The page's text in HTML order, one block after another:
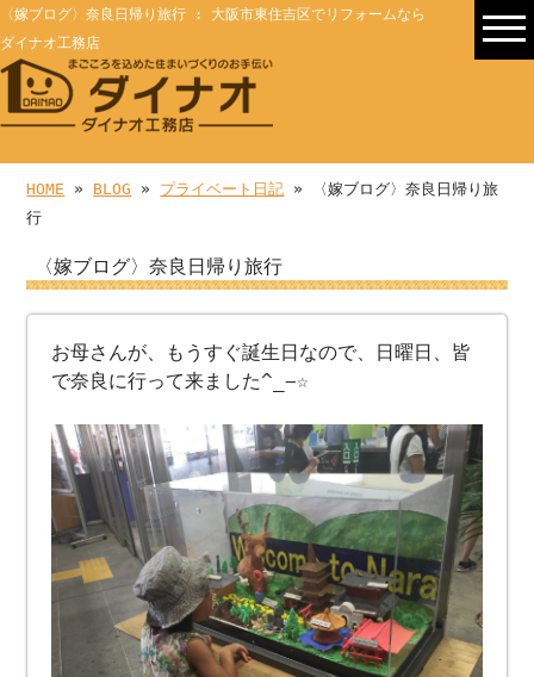
〈嫁ブログ〉奈良日帰り旅行 : 大阪市東住吉区でリフォームなら
ダイナオ工務店
HOME » BLOG » プライベート日記 » 〈嫁ブログ〉奈良日帰り旅
行
〈嫁ブログ〉奈良日帰り旅行
お母さんが、もうすぐ誕生日なので、日曜日、皆
で奈良に行って来ました^_−☆